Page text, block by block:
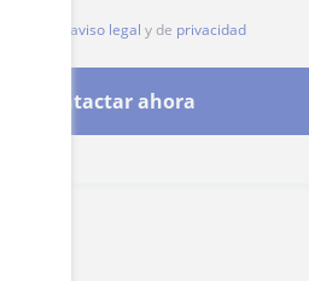
aviso legal y de privacidad
Contactar ahora